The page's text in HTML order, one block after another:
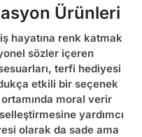
Ürünleri
hayatına renk katmak
sözler içeren
terfi hediyesi
etkili bir seçenek
moral verir
yardımcı
olarak da sade ama